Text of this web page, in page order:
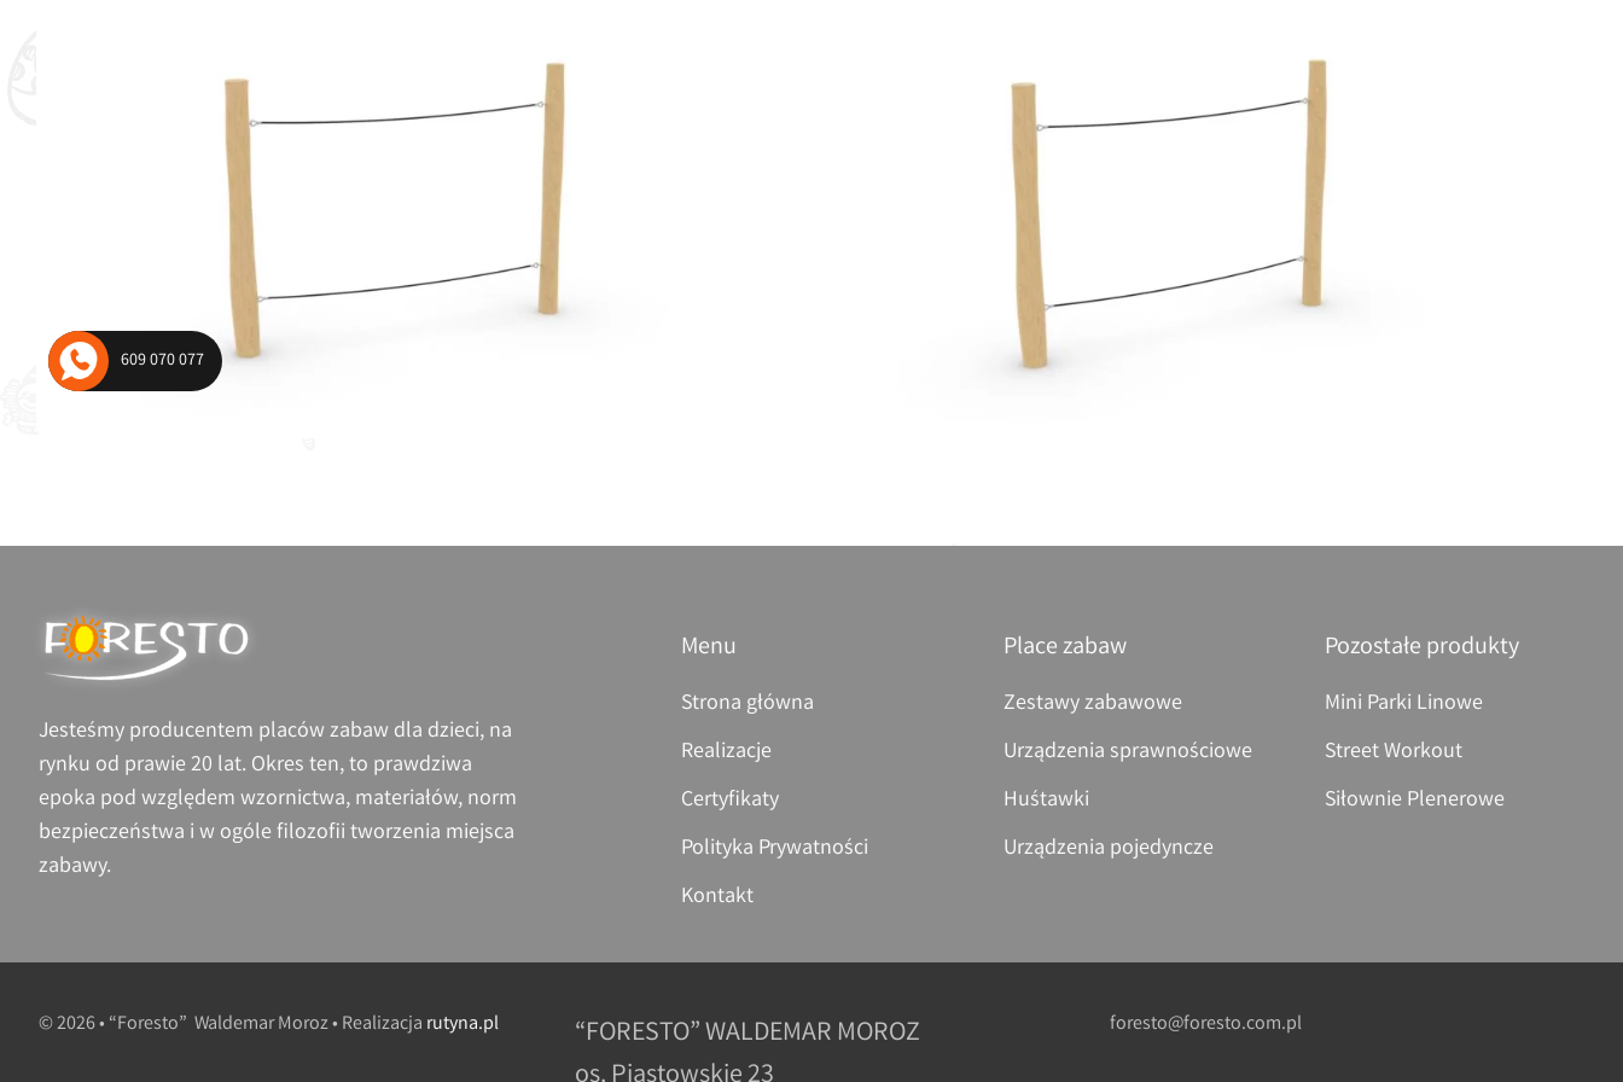
Jesteśmy producentem placów zabaw dla dzieci, na
rynku od prawie 20 lat. Okres ten, to prawdziwa
epoka pod względem wzornictwa, materiałów, norm
bezpieczeństwa i w ogóle filozofii tworzenia miejsca
zabawy.
Menu
Strona główna
Realizacje
Certyfikaty
Polityka Prywatności
Kontakt
Place zabaw
Zestawy zabawowe
Urządzenia sprawnościowe
Huśtawki
Urządzenia pojedyncze
Pozostałe produkty
Mini Parki Linowe
Street Workout
Siłownie Plenerowe
© 2026 • “Foresto” Waldemar Moroz • Realizacja rutyna.pl
“FORESTO” WALDEMAR MOROZ
foresto@foresto.com.pl
609 070 077